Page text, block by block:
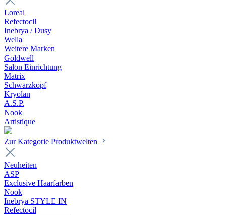
Loreal
Refectocil
Inebrya / Dusy
Wella
Weitere Marken
Goldwell
Salon Einrichtung
Matrix
Schwarzkopf
Kryolan
A.S.P.
Nook
Artistique
Zur Kategorie Produktwelten
Neuheiten
ASP
Exclusive Haarfarben
Nook
Inebrya STYLE IN
Refectocil